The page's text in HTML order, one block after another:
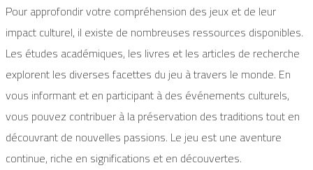
Pour approfondir votre compréhension des jeux et de leur
impact culturel, il existe de nombreuses ressources disponibles.
Les études académiques, les livres et les articles de recherche
explorent les diverses facettes du jeu à travers le monde. En
vous informant et en participant à des événements culturels,
vous pouvez contribuer à la préservation des traditions tout en
découvrant de nouvelles passions. Le jeu est une aventure
continue, riche en significations et en découvertes.